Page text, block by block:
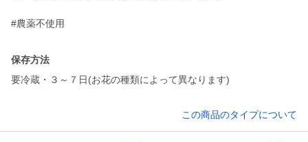
#農薬不使用
保存方法
要冷蔵・３～７日(お花の種類によって異なります)
この商品のタイプについて